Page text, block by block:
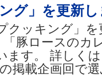
グ」を更新
クッキング」
豚ロースのカ
ます。 詳しく
掲載企画回で